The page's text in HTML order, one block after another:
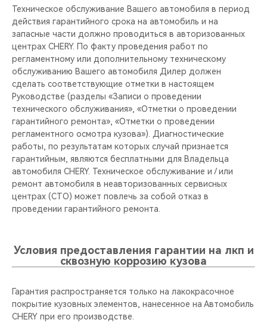
Техническое обслуживание Вашего автомобиля в период
действия гарантийного срока на автомобиль и на
запасные части должно проводиться в авторизованных
центрах CHERY. По факту проведения работ по
регламентному или дополнительному техническому
обслуживанию Вашего автомобиля Дилер должен
сделать соответствующие отметки в настоящем
Руководстве (разделы «Записи о проведении
технического обслуживания», «Отметки о проведении
гарантийного ремонта», «Отметки о проведении
регламентного осмотра кузова»). Диагностические
работы, по результатам которых случай признается
гарантийным, являются бесплатными для Владельца
автомобиля CHERY. Техническое обслуживание и / или
ремонт автомобиля в неавторизованных сервисных
центрах (СТО) может повлечь за собой отказ в
проведении гарантийного ремонта.
Условия предоставления гарантии на лкп и
сквозную коррозию кузова
Гарантия распространяется только на лакокрасочное
покрытие кузовных элементов, нанесенное на Автомобиль
CHERY при его производстве.